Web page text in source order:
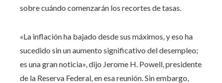
sobre cuándo comenzarán los recortes de tasas.
«La inflación ha bajado desde sus máximos, y eso ha
sucedido sin un aumento significativo del desempleo;
es una gran noticia», dijo Jerome H. Powell, presidente
de la Reserva Federal, en esa reunión. Sin embargo,